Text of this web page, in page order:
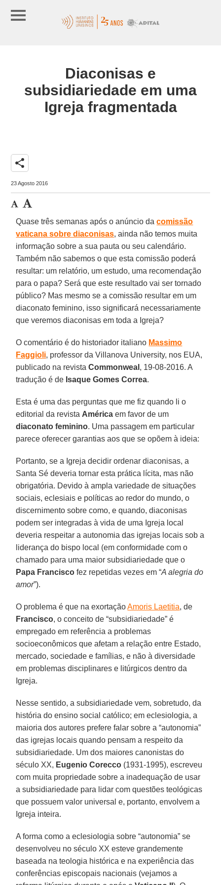
Diaconisas e
subsidiariedade em uma
Igreja fragmentada
share
23 Agosto 2016
Quase três semanas após o anúncio dacomissão
vaticana sobre diaconisas, ainda não temos muita
informação sobre a sua pauta ou seu calendário.
Também não sabemos o que esta comissão poderá
resultar: um relatório, um estudo, uma recomendação
para o papa? Será que este resultado vai ser tornado
público? Mas mesmo se a comissão resultar em um
diaconato feminino, isso significará necessariamente
que veremos diaconisas em toda a Igreja?
O comentário é do historiador italiano Massimo
Faggioli, professor da Villanova University, nos EUA,
publicado na revistaCommonweal , 19-08-2016. A
tradução é de Isaque Gomes Correa.
Esta é uma das perguntas que me fiz quando li o
editorial da revista América em favor de um
diaconato feminino. Uma passagem em particular
parece oferecer garantias aos que se opõem à ideia:
Portanto, se a Igreja decidir ordenar diaconisas, a
Santa Sé deveria tornar esta prática lícita, mas não
obrigatória. Devido à ampla variedade de situações
sociais, eclesiais e políticas ao redor do mundo, o
discernimento sobre como, e quando, diaconisas
podem ser integradas à vida de uma Igreja local
deveria respeitar a autonomia das igrejas locais sob a
liderança do bispo local (em conformidade com o
chamado para uma maior subsidiariedade que o
Papa Francisco fez repetidas vezes em “A alegria do
amor”).
O problema é que na exortaçãoAmoris Laetitia, de
Francisco, o conceito de “subsidiariedade” é
empregado em referência a problemas
socioeconômicos que afetam a relação entre Estado,
mercado, sociedade e famílias, e não à diversidade
em problemas disciplinares e litúrgicos dentro da
Igreja.
Nesse sentido, a subsidiariedade vem, sobretudo, da
história do ensino social católico; em eclesiologia, a
maioria dos autores prefere falar sobre a “autonomia”
das igrejas locais quando pensam a respeito da
subsidiariedade. Um dos maiores canonistas do
século XX, Eugenio Corecco (1931-1995), escreveu
com muita propriedade sobre a inadequação de usar
a subsidiariedade para lidar com questões teológicas
que possuem valor universal e, portanto, envolvem a
Igreja inteira.
A forma como a eclesiologia sobre “autonomia” se
desenvolveu no século XX esteve grandemente
baseada na teologia histórica e na experiência das
conferências episcopais nacionais (vejamos a